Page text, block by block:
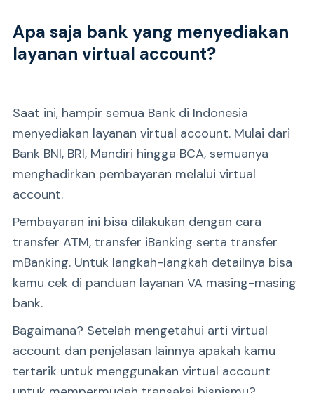
Apa saja bank yang menyediakan
layanan virtual account?
Saat ini, hampir semua Bank di Indonesia
menyediakan layanan virtual account. Mulai dari
Bank BNI, BRI, Mandiri hingga BCA, semuanya
menghadirkan pembayaran melalui virtual
account.
Pembayaran ini bisa dilakukan dengan cara
transfer ATM, transfer iBanking serta transfer
mBanking. Untuk langkah-langkah detailnya bisa
kamu cek di panduan layanan VA masing-masing
bank.
Bagaimana? Setelah mengetahui arti virtual
account dan penjelasan lainnya apakah kamu
tertarik untuk menggunakan virtual account